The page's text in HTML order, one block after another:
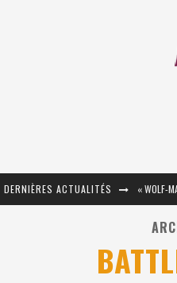
DERNIÈRES ACTUALITÉS